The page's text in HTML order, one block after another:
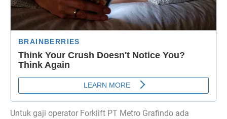
Untuk gaji operator Forklift PT Metro Grafindo ada